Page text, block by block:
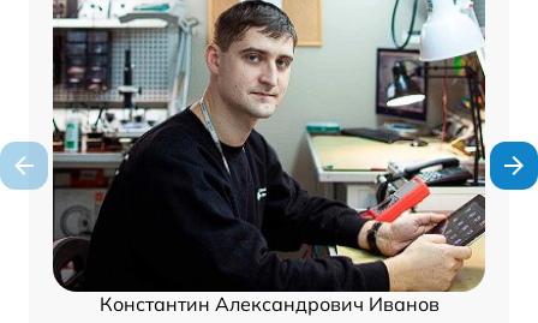
Константин Александрович Иванов